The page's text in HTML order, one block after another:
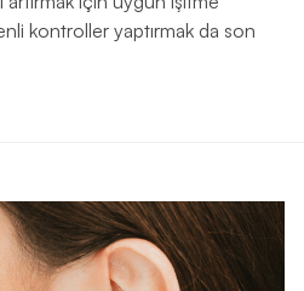
kontroller yaptırmak da son